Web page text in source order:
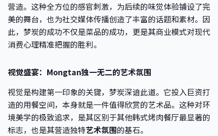
营造。这种全方位的感官刺激，为后续的味觉体验铺设了完
美的舞台，也为社交媒体传播创造了丰富的话题和素材。因
此，梦炭的成功不仅是菜品的成功，更是其商业模式对现代
消费心理精准把握的胜利。
视觉盛宴：Mongtan独一无二的艺术氛围
视觉是构建第一印象的关键，梦炭深谙此道。它投入巨资打
造的用餐空间，本身就是一件值得欣赏的艺术品。这种对环
境美学的极致追求，是其区别于其他韩式烤肉餐厅最显著的
标志，也是其营造独特艺术氛围的基石。